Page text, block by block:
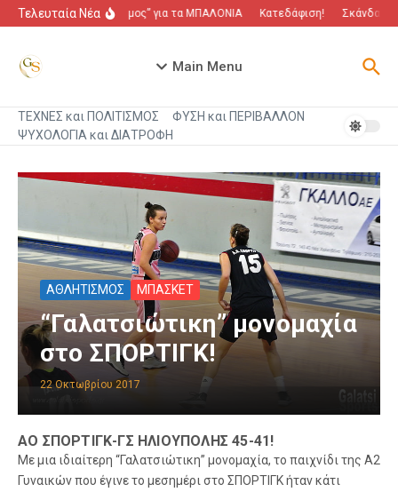
Μετάβαση στο περιεχόμενο
Τελευταία Νέα“Πόλεμος” για τα ΜΠΑΛΟΝΙΑ Κατεδάφιση! Σκάνδαλο
Main Menu
ΤΕΧΝΕΣ και ΠΟΛΙΤΙΣΜΟΣ
ΦΥΣΗ και ΠΕΡΙΒΑΛΛΟΝ
ΨΥΧΟΛΟΓΙΑ και ΔΙΑΤΡΟΦΗ
ΑΘΛΗΤΙΣΜΟΣ ΜΠΑΣΚΕΤ
“Γαλατσιώτικη” μονομαχία
στο ΣΠΟΡΤΙΓΚ!
22 Οκτωβρίου 2017
ΑΟ ΣΠΟΡΤΙΓΚ-ΓΣ ΗΛΙΟΥΠΟΛΗΣ 45-41!
Με μια ιδιαίτερη “Γαλατσιώτικη” μονομαχία, το παιχνίδι της Α2
Γυναικών που έγινε το μεσημέρι στο ΣΠΟΡΤΙΓΚ ήταν κάτι